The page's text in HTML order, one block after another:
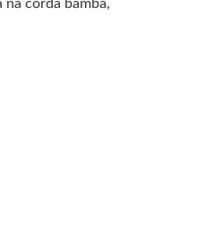
corda bamba,